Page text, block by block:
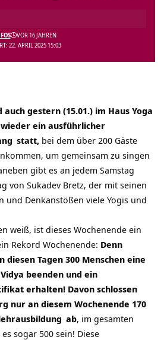
22. APRIL 2025 15:03
VOR 16 JAHREN
gestern (15.01.) im Haus Yoga
ein ausführlicher
statt, bei dem über 200 Gäste
um gemeinsam zu singen
gibt es an jedem Samstag
von Sukadev Bretz, der mit seinen
und Denkanstößen viele Yogis und
weiß, ist dieses Wochenende ein
Rekord Wochenende: Denn
diesen Tagen 300 Menschen eine
beenden und ein
erhalten! Davon schlossen
nur an diesem Wochenende 170
ab, im gesamten
sogar 500 sein! Diese